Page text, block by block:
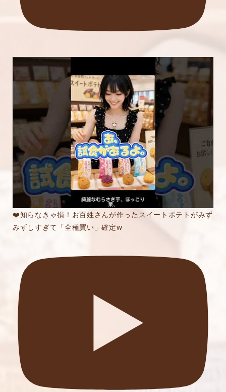
❤️知らなきゃ損！お百姓さんが作ったスイートポテトがみず
みずしすぎて「全種買い」確定w